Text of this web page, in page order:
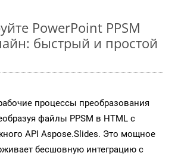
PowerPoint PPSM
быстрый и простой
процессы преобразования
файлы PPSM в HTML с
API Aspose.Slides. Это мощное
бесшовную интеграцию с